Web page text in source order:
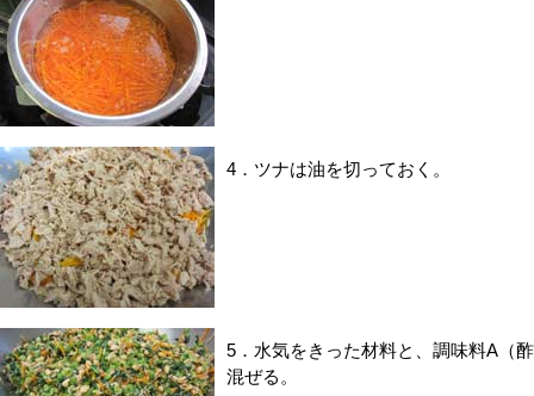
4．ツナは油を切っておく。
5．水気をきった材料と、調味料A（
混ぜる。